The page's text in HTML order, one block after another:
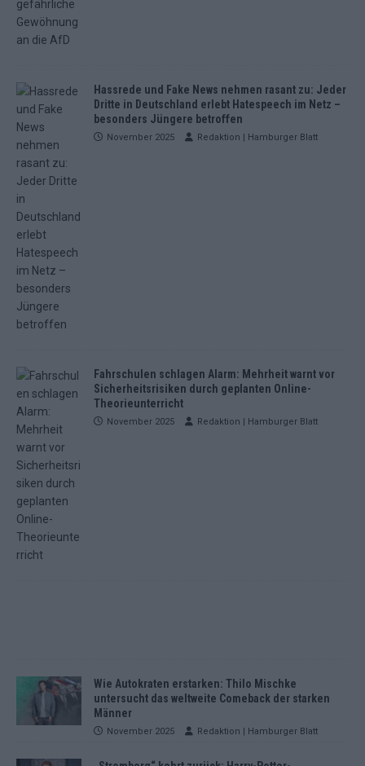
Hassrede und Fake News nehmen rasant zu: Jeder
Dritte in Deutschland erlebt Hatespeech im Netz –
besonders Jüngere betroffen
November 2025 Redaktion | Hamburger Blatt
Fahrschulen schlagen Alarm: Mehrheit warnt vor
Sicherheitsrisiken durch geplanten Online-
Theorieunterricht
November 2025 Redaktion | Hamburger Blatt
Wie Autokraten erstarken: Thilo Mischke
untersucht das weltweite Comeback der starken
Männer
November 2025 Redaktion | Hamburger Blatt